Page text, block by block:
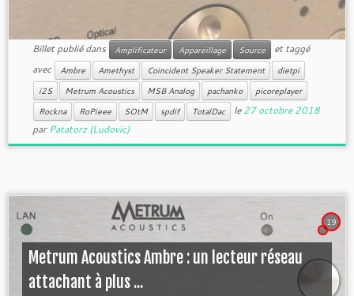
Billet publié dans Amplificateur Appareillage Source
et taggé
avec
Ambre Amethyst Coincident Speaker Statement
dietpi
i2S
Metrum Acoustics MSB Analog pachanko
picoreplayer
Rockna
RoPieee SOtM spdif TotalDac le27 octobre 2018
parPatatorz (Ludovic)
19
Metrum Acoustics Ambre : un lecteur réseau
attachant à plus ...